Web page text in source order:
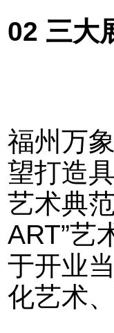
02 三大
福州万
望打造
艺术典
ART”艺
于开业
化艺术